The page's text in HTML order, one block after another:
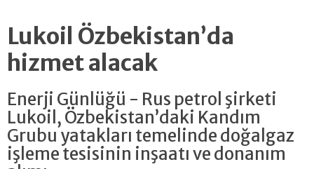
Lukoil Özbekistan’da
hizmet alacak
Enerji Günlüğü - Rus petrol şirketi
Lukoil, Özbekistan’daki Kandım
Grubu yatakları temelinde doğalgaz
işleme tesisinin inşaatı ve donanım